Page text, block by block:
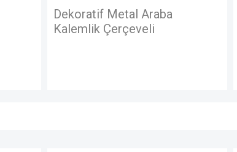
Dekoratif Metal Araba
Kalemlik Çerçeveli